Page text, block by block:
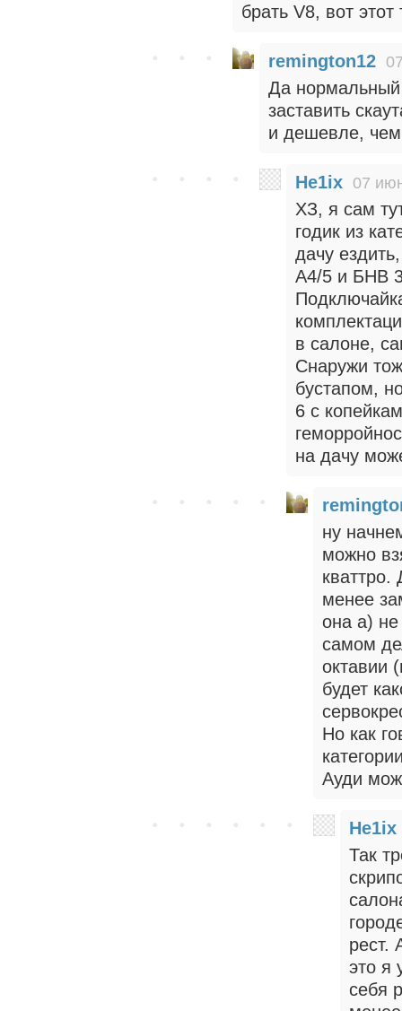
брать V8, вот
remington12
Да
заставить
и дешевле, чем
He1ix 07
ХЗ, я сам
годик из
дачу
А4/5 и БНВ
в салоне,
Снаружи
бустапом,
6 с
на дачу
ну
можно
кваттро.
менее
она а) не
самом
октавии
будет
Но как
Ауди
He1ix
Так
рест.
это я
себя